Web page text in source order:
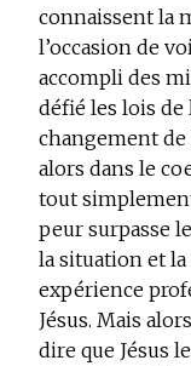
connaissent la
l’occasion de
accompli des
défié les lois de
changement de
alors dans le
tout
peur surpasse
la situation et
expérience
Jésus. Mais
dire que Jésus